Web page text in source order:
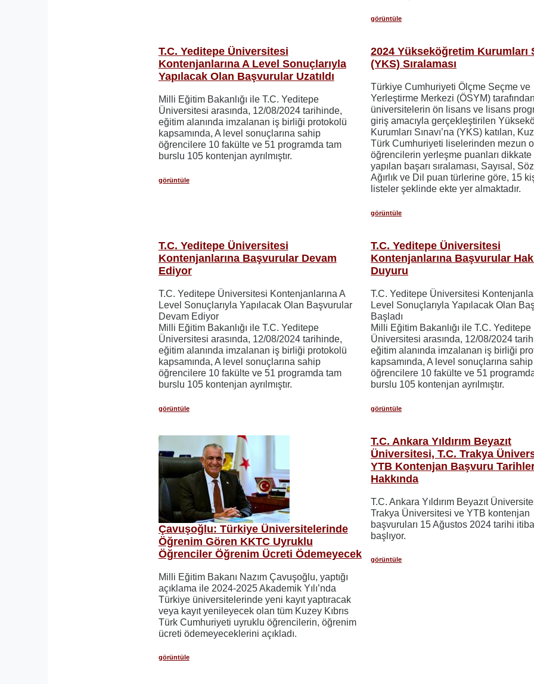
görüntüle
T.C. Yeditepe Üniversitesi
Kontenjanlarına A Level Sonuçlarıyla
Yapılacak Olan Başvurular Uzatıldı
Milli Eğitim Bakanlığı ile T.C. Yeditepe
Üniversitesi arasında, 12/08/2024 tarihinde,
eğitim alanında imzalanan iş birliği protokolü
kapsamında, A level sonuçlarına sahip
öğrencilere 10 fakülte ve 51 programda tam
burslu 105 kontenjan ayrılmıştır.
görüntüle
2024 Yükseköğretim Kurumları
(YKS) Sıralaması
Türkiye Cumhuriyeti Ölçme Seçme ve
Yerleştirme Merkezi (ÖSYM) tarafından
üniversitelerin ön lisans ve lisans
giriş amacıyla gerçekleştirilen
Kurumları Sınavı’na (YKS) katılan,
Türk Cumhuriyeti liselerinden mezun
öğrencilerin yerleşme puanları dikkate
yapılan başarı sıralaması, Sayısal,
Ağırlık ve Dil puan türlerine göre, 15
listeler şeklinde ekte yer almaktadır.
görüntüle
T.C. Yeditepe Üniversitesi
Kontenjanlarına Başvurular Devam
Ediyor
T.C. Yeditepe Üniversitesi Kontenjanlarına A
Level Sonuçlarıyla Yapılacak Olan Başvurular
Devam Ediyor
Milli Eğitim Bakanlığı ile T.C. Yeditepe
Üniversitesi arasında, 12/08/2024 tarihinde,
eğitim alanında imzalanan iş birliği protokolü
kapsamında, A level sonuçlarına sahip
öğrencilere 10 fakülte ve 51 programda tam
burslu 105 kontenjan ayrılmıştır.
görüntüle
T.C. Yeditepe Üniversitesi
Kontenjanlarına Başvurular
Duyuru
T.C. Yeditepe Üniversitesi
Level Sonuçlarıyla Yapılacak Olan
Başladı
Milli Eğitim Bakanlığı ile T.C. Yeditepe
Üniversitesi arasında, 12/08/2024
eğitim alanında imzalanan iş birliği
kapsamında, A level sonuçlarına sahip
öğrencilere 10 fakülte ve 51
burslu 105 kontenjan ayrılmıştır.
görüntüle
Çavuşoğlu: Türkiye Üniversitelerinde
Öğrenim Gören KKTC Uyruklu
Öğrenciler Öğrenim Ücreti Ödemeyecek
Milli Eğitim Bakanı Nazım Çavuşoğlu, yaptığı
açıklama ile 2024-2025 Akademik Yılı’nda
Türkiye üniversitelerinde yeni kayıt yaptıracak
veya kayıt yenileyecek olan tüm Kuzey Kıbrıs
Türk Cumhuriyeti uyruklu öğrencilerin, öğrenim
ücreti ödemeyeceklerini açıkladı.
görüntüle
T.C. Ankara Yıldırım Beyazıt
Üniversitesi, T.C. Trakya
YTB Kontenjan Başvuru
Hakkında
T.C. Ankara Yıldırım Beyazıt
Trakya Üniversitesi ve YTB kontenjan
başvuruları 15 Ağustos 2024 tarihi
başlıyor.
görüntüle